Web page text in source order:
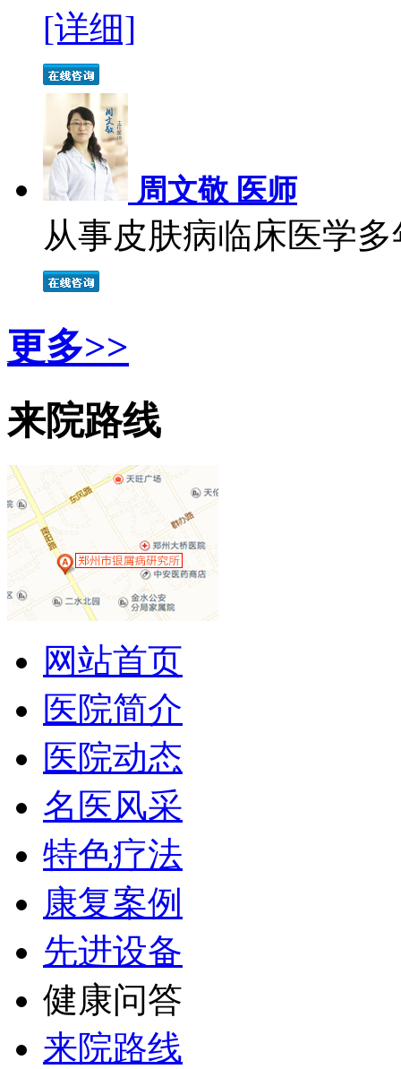
[详细]
周文敬 医师
从事皮肤病临床医学
更多>>
来院路线
网站首页
医院简介
医院动态
名医风采
特色疗法
康复案例
先进设备
健康问答
来院路线